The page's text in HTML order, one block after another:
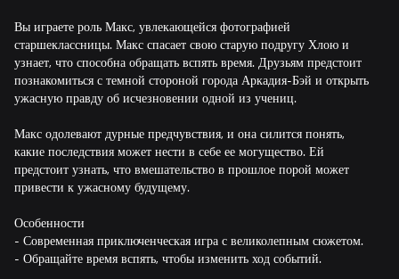
Вы играете роль Макс, увлекающейся фотографией
старшеклассницы. Макс спасает свою старую подругу Хлою и
узнает, что способна обращать вспять время. Друзьям предстоит
познакомиться с темной стороной города Аркадия-Бэй и открыть
ужасную правду об исчезновении одной из учениц.
Макс одолевают дурные предчувствия, и она силится понять,
какие последствия может нести в себе ее могущество. Ей
предстоит узнать, что вмешательство в прошлое порой может
привести к ужасному будущему.
Особенности
- Современная приключенческая игра с великолепным сюжетом.
- Обращайте время вспять, чтобы изменить ход событий.